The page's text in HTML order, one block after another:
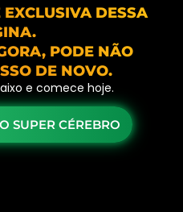
DESSA
PODE NÃO
DE NOVO.
e comece hoje.
SUPER CÉREBRO